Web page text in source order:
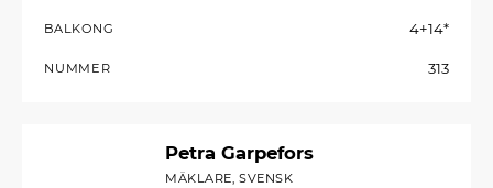
BALKONG 4+14*
NUMMER 313
Petra Garpefors
MÄKLARE, SVENSK